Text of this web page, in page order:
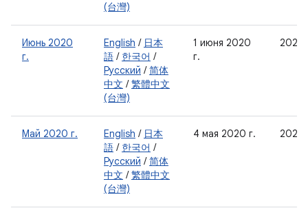
(台灣)
Июнь 2020
г.
English / 日本
語 / 한국어 /
Русский /简体
中文 /繁體中文
(台灣)
1 июня 2020
г.
Май 2020 г. English / 日本
語 / 한국어 /
Русский /简体
中文 /繁體中文
(台灣)
4 мая 2020 г.